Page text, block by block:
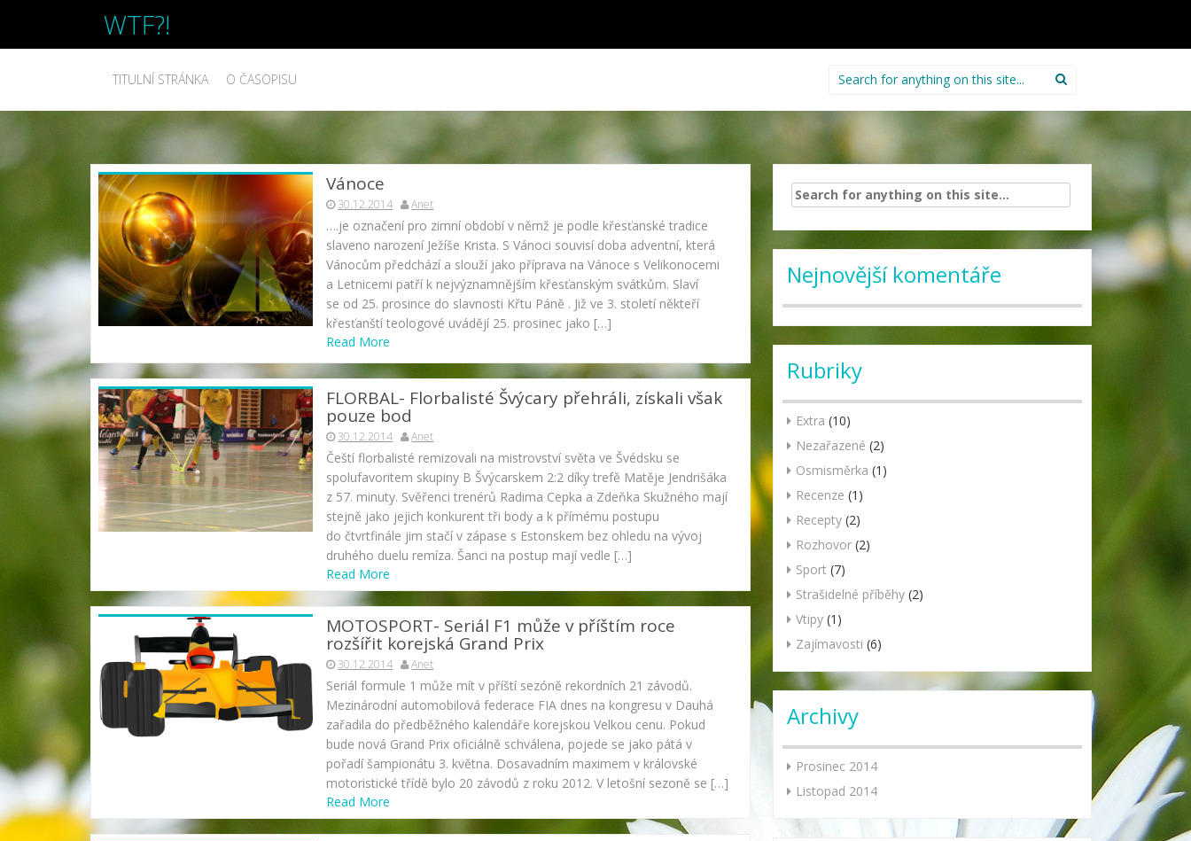
WTF?!
TITULNÍ STRÁNKA O ČASOPISU
Search
for:
Vánoce
30.12.2014 Anet
….je označení pro zimní období v němž je podle křesťanské tradice
slaveno narození Ježíše Krista. S Vánoci souvisí doba adventní, která
Vánocům předchází a slouží jako příprava na Vánoce s Velikonocemi
a Letnicemi patří k nejvýznamnějším křesťanským svátkům. Slaví
se od 25. prosince do slavnosti Křtu Páně . Již ve 3. století někteří
křesťanští teologové uvádějí 25. prosinec jako […]
Read More
FLORBAL- Florbalisté Švýcary přehráli, získali však
pouze bod
30.12.2014 Anet
Čeští florbalisté remizovali na mistrovství světa ve Švédsku se
spolufavoritem skupiny B Švýcarskem 2:2 díky trefě Matěje Jendrišáka
z 57. minuty. Svěřenci trenérů Radima Cepka a Zdeňka Skužného mají
stejně jako jejich konkurent tři body a k přímému postupu
do čtvrtfinále jim stačí v zápase s Estonskem bez ohledu na vývoj
druhého duelu remíza. Šanci na postup mají vedle […]
Read More
MOTOSPORT- Seriál F1 může v příštím roce
rozšířit korejská Grand Prix
30.12.2014 Anet
Seriál formule 1 může mít v příští sezóně rekordních 21 závodů.
Mezinárodní automobilová federace FIA dnes na kongresu v Dauhá
zařadila do předběžného kalendáře korejskou Velkou cenu. Pokud
bude nová Grand Prix oficiálně schválena, pojede se jako pátá v
pořadí šampionátu 3. května. Dosavadním maximem v královské
motoristické třídě bylo 20 závodů z roku 2012. V letošní sezoně se […]
Read More
Search
for:
Nejnovější komentáře
Rubriky
Extra (10)
Nezařazené (2)
Osmisměrka (1)
Recenze (1)
Recepty (2)
Rozhovor (2)
Sport (7)
Strašidelné příběhy (2)
Vtipy (1)
Zajímavosti (6)
Archivy
Prosinec 2014
Listopad 2014